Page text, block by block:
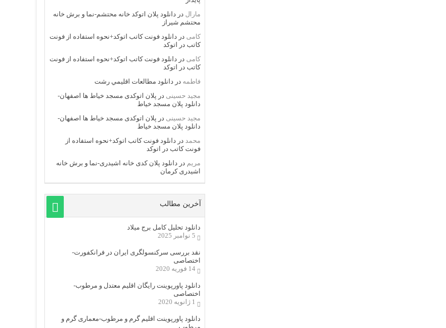
مارال در دانلود پلان اتوکد خانه محتشم-نما و برش خانه
محتشم شیراز
کامی در دانلود فونت کاتب اتوکد+نحوه استفاده از فونت
کاتب در اتوکد
کامی در دانلود فونت کاتب اتوکد+نحوه استفاده از فونت
کاتب در اتوکد
فاطمه در دانلود مطالعات اقليمي رشت
مجید حسینی در پلان اتوکدی مسجد خیاط ها اصفهان-
دانلود پلان مسجد خیاط
مجید حسینی در پلان اتوکدی مسجد خیاط ها اصفهان-
دانلود پلان مسجد خیاط
محمد در دانلود فونت کاتب اتوکد+نحوه استفاده از
فونت کاتب در اتوکد
مریم در دانلود پلان کدی خانه اشیدری-نما و برش خانه
اشیدری کرمان
آخرین مطالب
دانلود تحلیل کامل برج میلاد
5 نوامبر 2025
نقد بررسی سرکنسولگری ایران در فرانکفورت-
اختصاصی
14 فوریه 2020
دانلود پاورپوینت رایگان اقلیم معتدل و مرطوب-
اختصاصی
1 ژانویه 2020
دانلود پاورپوینت اقلیم گرم و مرطوب-معماری گرم و